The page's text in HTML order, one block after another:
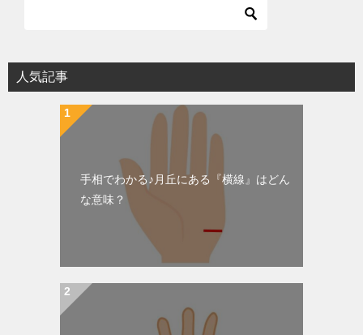
人気記事
手相でわかる♪月丘にある『横線』はどん
な意味？